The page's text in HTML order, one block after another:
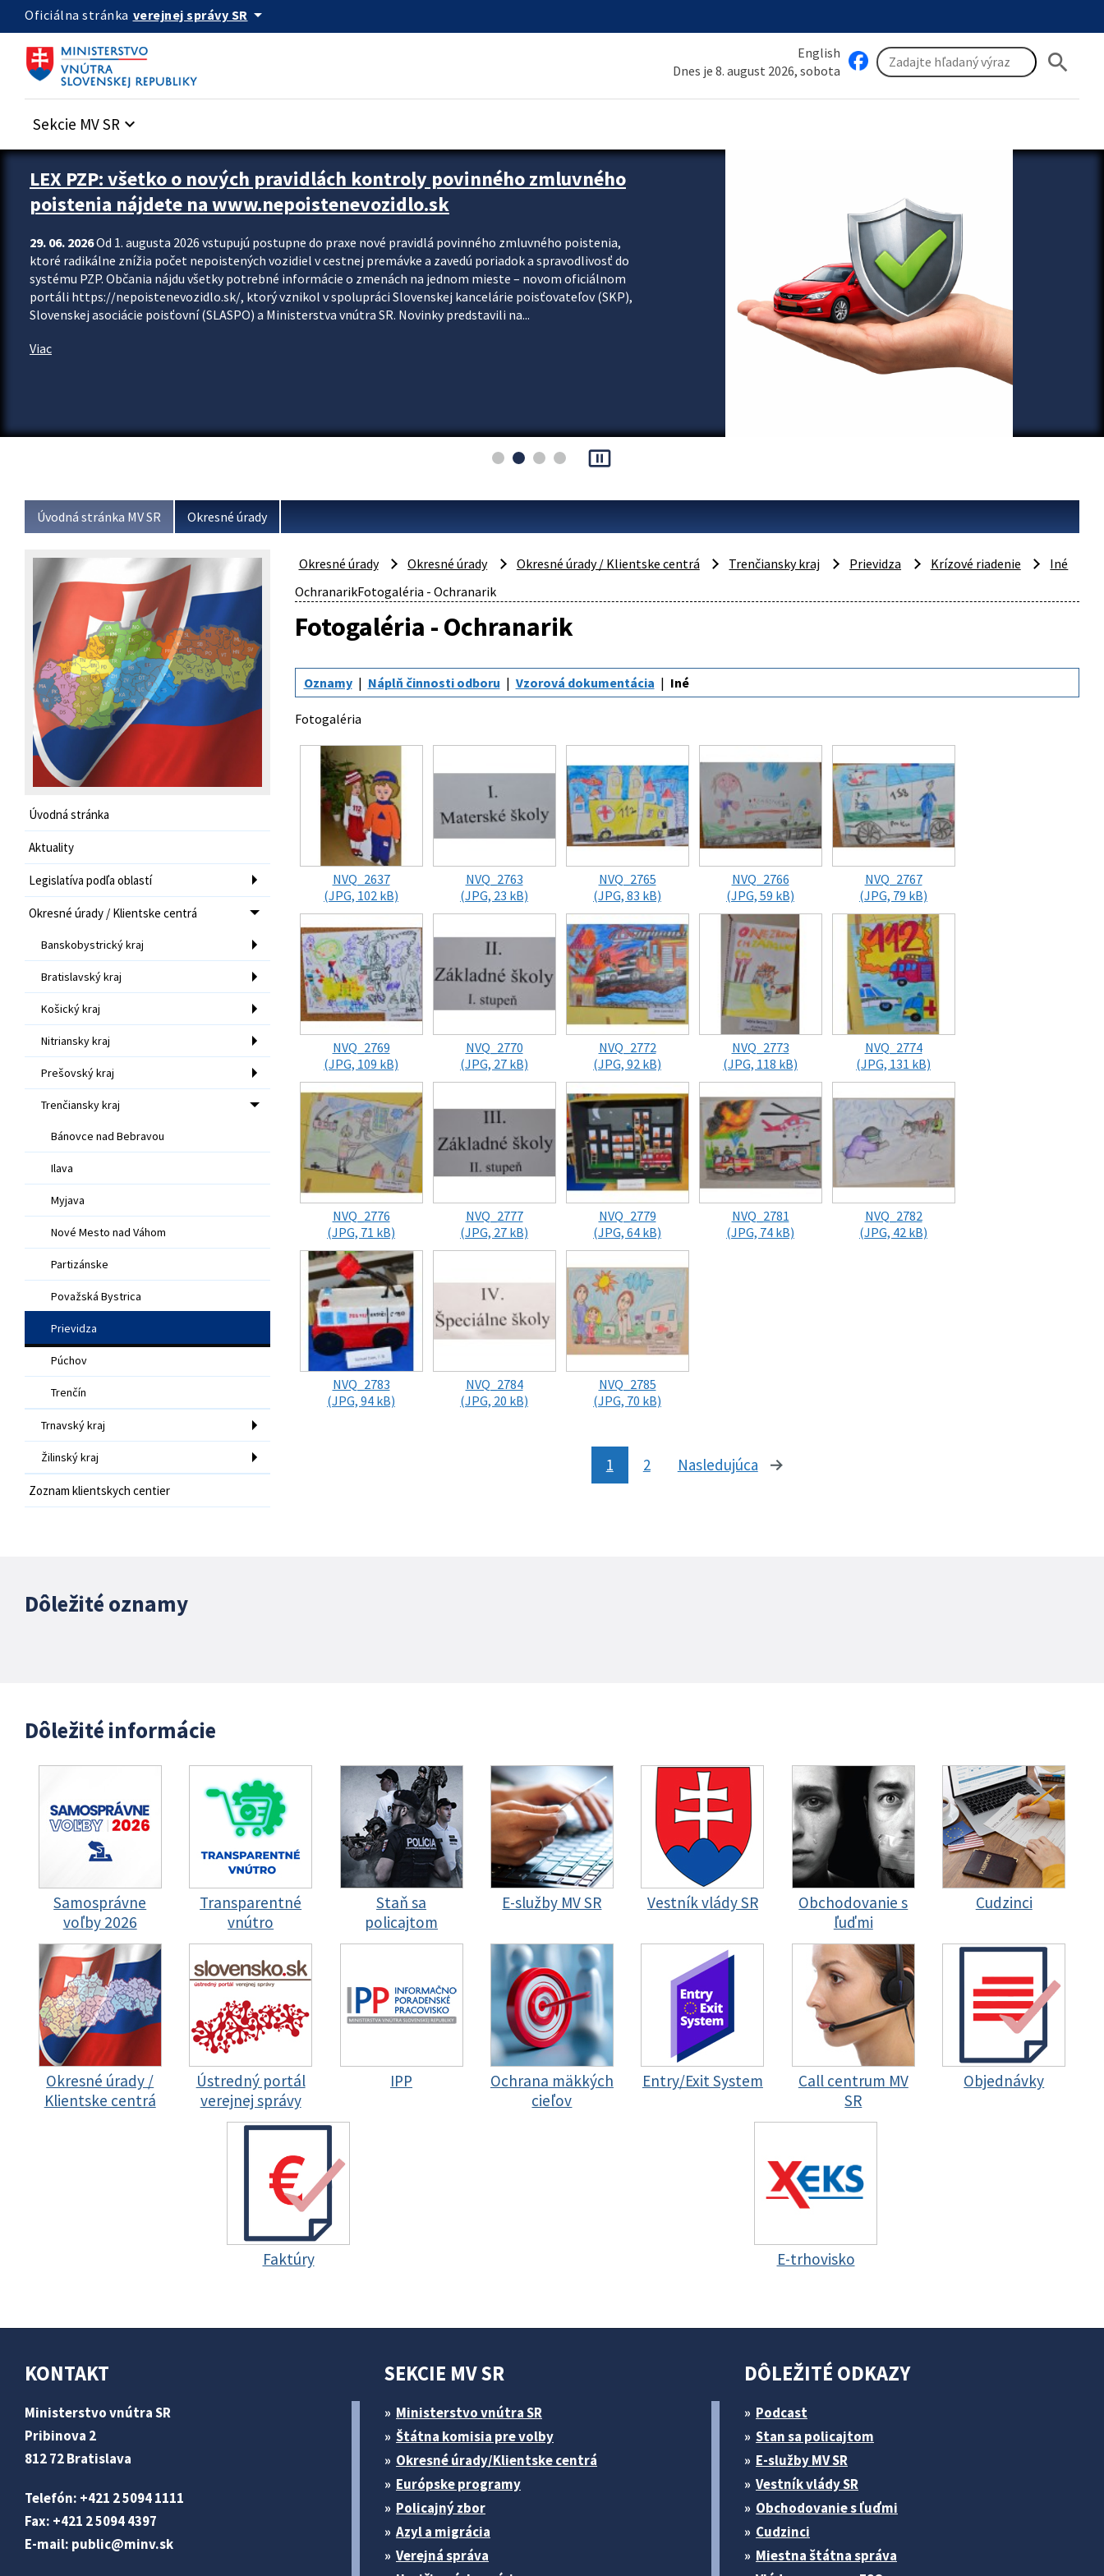
Preskocit na hlavný obsah
Oficiálna stránka verejnej správy SR arrow_drop_down
English
Dnes je 8. august 2026, sobota
search
Sekcie MV SR keyboard_arrow_down
Zastavit automatický posun upútavok
LEX PZP: všetko o nových pravidlách kontroly povinného zmluvného
poistenia nájdete na www.nepoistenevozidlo.sk
29. 06. 2026Od 1. augusta 2026 vstupujú postupne do praxe nové pravidlá povinného zmluvného poistenia,
ktoré radikálne znížia počet nepoistených vozidiel v cestnej premávke a zavedú poriadok a spravodlivosť do
systému PZP. Občania nájdu všetky potrebné informácie o zmenách na jednom mieste – novom oficiálnom
portáli https://nepoistenevozidlo.sk/, ktorý vznikol v spolupráci Slovenskej kancelárie poisťovateľov (SKP),
Slovenskej asociácie poisťovní (SLASPO) a Ministerstva vnútra SR. Novinky predstavili na...
Viac
pause_presentation
Úvodná stránka MV SR Okresné úrady
Úvodná stránka
Aktuality
Legislatíva podľa oblastí
Okresné úrady / Klientske centrá
Banskobystrický kraj
Bratislavský kraj
Košický kraj
Nitriansky kraj
Prešovský kraj
Trenčiansky kraj
Bánovce nad Bebravou
Ilava
Myjava
Nové Mesto nad Váhom
Partizánske
Považská Bystrica
Prievidza
Púchov
Trenčín
Trnavský kraj
Žilinský kraj
Zoznam klientskych centier
Okresné úrady Okresné úrady Okresné úrady / Klientske centrá Trenčiansky kraj Prievidza Krízové riadenie
Iné
OchranarikFotogaléria - Ochranarik
Fotogaléria - Ochranarik
Oznamy Náplň činnosti odboru Vzorová dokumentácia Iné
Fotogaléria
NVQ_2637
(JPG, 102 kB)
NVQ_2763
(JPG, 23 kB)
NVQ_2765
(JPG, 83 kB)
NVQ_2766
(JPG, 59 kB)
NVQ_2767
(JPG, 79 kB)
NVQ_2769
(JPG, 109 kB)
NVQ_2770
(JPG, 27 kB)
NVQ_2772
(JPG, 92 kB)
NVQ_2773
(JPG, 118 kB)
NVQ_2774
(JPG, 131 kB)
NVQ_2776
(JPG, 71 kB)
NVQ_2777
(JPG, 27 kB)
NVQ_2779
(JPG, 64 kB)
NVQ_2781
(JPG, 74 kB)
NVQ_2782
(JPG, 42 kB)
NVQ_2783
(JPG, 94 kB)
NVQ_2784
(JPG, 20 kB)
NVQ_2785
(JPG, 70 kB)
1 2 Nasledujúca stránka
Dôležité oznamy
Dôležité informácie
Samosprávne
voľby 2026
Transparentné
vnútro
Staň sa
policajtom
E-služby MV SR Vestník vlády SR
Obchodovanie s
ľuďmi
Cudzinci
Okresné úrady /
Klientske centrá
Ústredný portál
verejnej správy
IPP
Ochrana mäkkých
cieľov
Entry/Exit System
Call centrum MV
SR
Objednávky
Faktúry E-trhovisko
KONTAKT
Ministerstvo vnútra SR
Pribinova 2
812 72 Bratislava
Telefón: +421 2 5094 1111
Fax: +421 2 5094 4397
E-mail: public@minv.sk
SEKCIE MV SR
Ministerstvo vnútra SR
Štátna komisia pre volby
Okresné úrady/Klientske centrá
Európske programy
Policajný zbor
Azyl a migrácia
Verejná správa
DÔLEŽITÉ ODKAZY
Podcast
Stan sa policajtom
E-služby MV SR
Vestník vlády SR
Obchodovanie s ľuďmi
Cudzinci
Miestna štátna správa